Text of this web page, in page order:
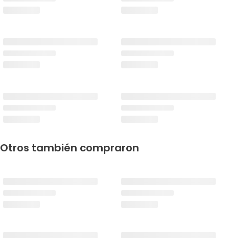
Otros también compraron